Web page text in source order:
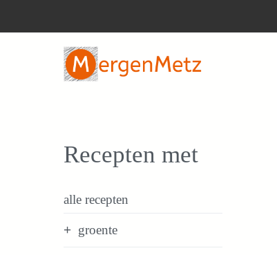
Recepten met
alle recepten
groente